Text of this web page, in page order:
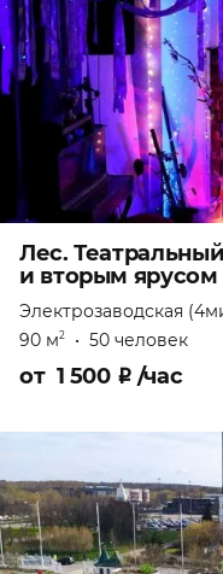
Лес.
и вторым ярусом
Электрозаводская
90 м2 • 50 человек
от 1 500 ₽ /час